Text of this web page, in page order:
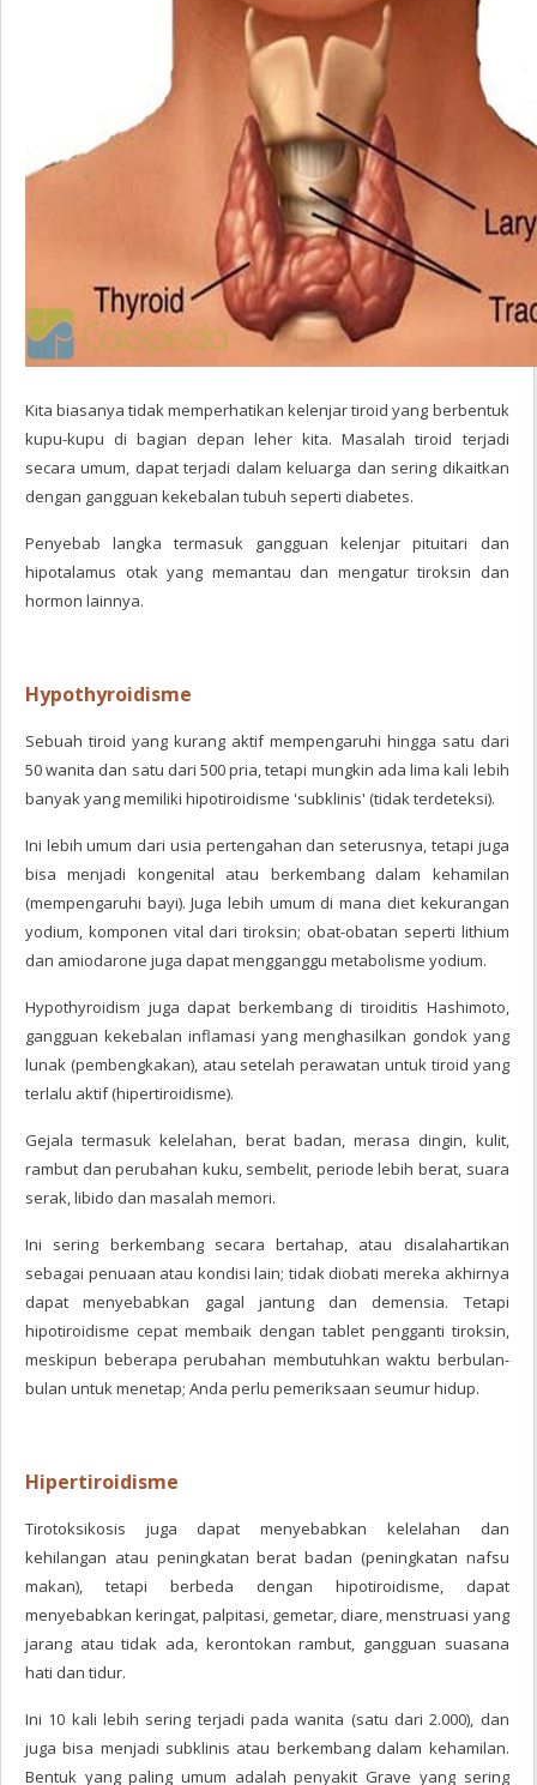
Kita biasanya tidak memperhatikan kelenjar tiroid yang berbentuk
kupu-kupu di bagian depan leher kita. Masalah tiroid terjadi
secara umum, dapat terjadi dalam keluarga dan sering dikaitkan
dengan gangguan kekebalan tubuh seperti diabetes.
Penyebab langka termasuk gangguan kelenjar pituitari dan
hipotalamus otak yang memantau dan mengatur tiroksin dan
hormon lainnya.
Hypothyroidisme
Sebuah tiroid yang kurang aktif mempengaruhi hingga satu dari
50 wanita dan satu dari 500 pria, tetapi mungkin ada lima kali lebih
banyak yang memiliki hipotiroidisme 'subklinis' (tidak terdeteksi).
Ini lebih umum dari usia pertengahan dan seterusnya, tetapi juga
bisa menjadi kongenital atau berkembang dalam kehamilan
(mempengaruhi bayi). Juga lebih umum di mana diet kekurangan
yodium, komponen vital dari tiroksin; obat-obatan seperti lithium
dan amiodarone juga dapat mengganggu metabolisme yodium.
Hypothyroidism juga dapat berkembang di tiroiditis Hashimoto,
gangguan kekebalan inflamasi yang menghasilkan gondok yang
lunak (pembengkakan), atau setelah perawatan untuk tiroid yang
terlalu aktif (hipertiroidisme).
Gejala termasuk kelelahan, berat badan, merasa dingin, kulit,
rambut dan perubahan kuku, sembelit, periode lebih berat, suara
serak, libido dan masalah memori.
Ini sering berkembang secara bertahap, atau disalahartikan
sebagai penuaan atau kondisi lain; tidak diobati mereka akhirnya
dapat menyebabkan gagal jantung dan demensia. Tetapi
hipotiroidisme cepat membaik dengan tablet pengganti tiroksin,
meskipun beberapa perubahan membutuhkan waktu berbulan-
bulan untuk menetap; Anda perlu pemeriksaan seumur hidup.
Hipertiroidisme
Tirotoksikosis juga dapat menyebabkan kelelahan dan
kehilangan atau peningkatan berat badan (peningkatan nafsu
makan), tetapi berbeda dengan hipotiroidisme, dapat
menyebabkan keringat, palpitasi, gemetar, diare, menstruasi yang
jarang atau tidak ada, kerontokan rambut, gangguan suasana
hati dan tidur.
Ini 10 kali lebih sering terjadi pada wanita (satu dari 2.000), dan
juga bisa menjadi subklinis atau berkembang dalam kehamilan.
Bentuk yang paling umum adalah penyakit Grave yang sering